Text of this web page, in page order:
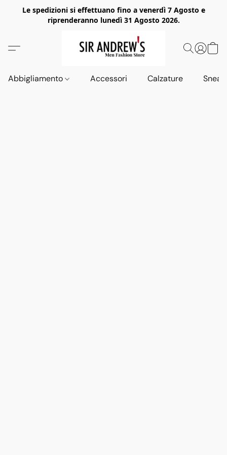
Le spedizioni si effettuano fino a venerdì 7 Agosto e
riprenderanno lunedì 31 Agosto 2026.
Abbigliamento Accessori Calzature